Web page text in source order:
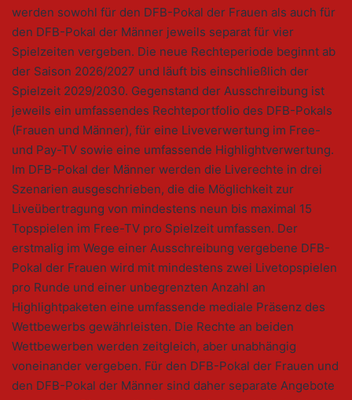
werden sowohl für den DFB-Pokal der Frauen als auch für
den DFB-Pokal der Männer jeweils separat für vier
Spielzeiten vergeben. Die neue Rechteperiode beginnt ab
der Saison 2026/2027 und läuft bis einschließlich der
Spielzeit 2029/2030. Gegenstand der Ausschreibung ist
jeweils ein umfassendes Rechteportfolio des DFB-Pokals
(Frauen und Männer), für eine Liveverwertung im Free-
und Pay-TV sowie eine umfassende Highlightverwertung.
Im DFB-Pokal der Männer werden die Liverechte in drei
Szenarien ausgeschrieben, die die Möglichkeit zur
Liveübertragung von mindestens neun bis maximal 15
Topspielen im Free-TV pro Spielzeit umfassen. Der
erstmalig im Wege einer Ausschreibung vergebene DFB-
Pokal der Frauen wird mit mindestens zwei Livetopspielen
pro Runde und einer unbegrenzten Anzahl an
Highlightpaketen eine umfassende mediale Präsenz des
Wettbewerbs gewährleisten. Die Rechte an beiden
Wettbewerben werden zeitgleich, aber unabhängig
voneinander vergeben. Für den DFB-Pokal der Frauen und
den DFB-Pokal der Männer sind daher separate Angebote